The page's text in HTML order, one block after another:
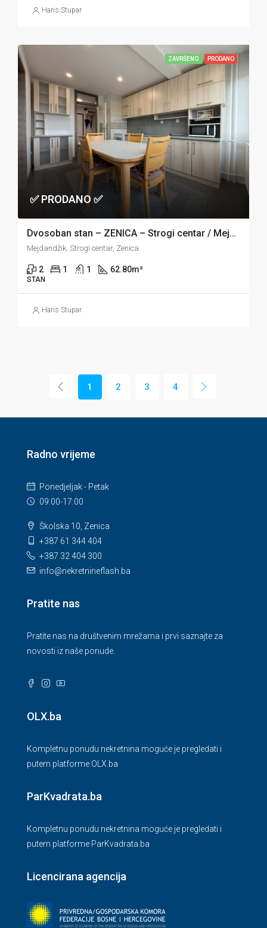
Haris Stupar
ZAVRŠENO PRODANO
✅ PRODANO ✅
Dvosoban stan – ZENICA – Strogi centar / Mejdandžik
Mejdandžik, Strogi centar, Zenica
2 1 1 62.80m²
STAN
Haris Stupar
1 2 3 4
Radno vrijeme
Ponedjeljak - Petak
09:00-17:00
Školska 10, Zenica
+387 61 344 404
+387 32 404 300
info@nekretnineflash.ba
Pratite nas
Pratite nas na društvenim mrežama i prvi saznajte za
novosti iz naše ponude.
OLX.ba
Kompletnu ponudu nekretnina moguće je pregledati i
putem platforme OLX.ba
ParKvadrata.ba
Kompletnu ponudu nekretnina moguće je pregledati i
putem platforme ParKvadrata.ba
Licencirana agencija